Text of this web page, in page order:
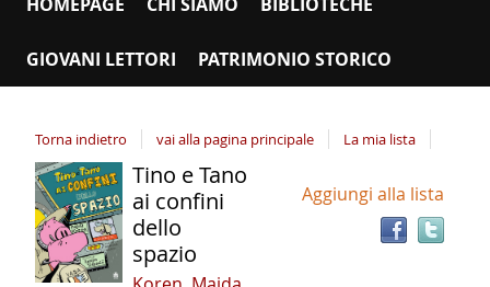
GIOVANI LETTORI PATRIMONIO STORICO
Torna indietro vai alla pagina principale La mia lista
Dettaglio
del
documento
Aggiungi alla lista
Tino e Tano
ai confini
dello
spazio